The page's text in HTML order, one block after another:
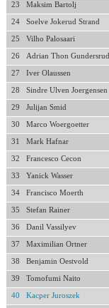
23 Maksim Bartolj
24 Soelve Jokerud Strand
25 Vilho Palosaari
26 Adrian Thon Gundersrud
27 Iver Olaussen
28 Sindre Ulven Joergensen
29 Julijan Smid
30 Marco Woergoetter
31 Mark Hafnar
32 Francesco Cecon
33 Yanick Wasser
34 Francisco Moerth
35 Stefan Rainer
36 Danil Vassilyev
37 Maximilian Ortner
38 Benjamin Oestvold
39 Tomofumi Naito
40 Kacper Juroszek